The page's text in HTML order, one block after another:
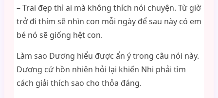
– Trai đẹp thì ai mà không thích nói chuyện. Từ giờ
trở đi thím sẽ nhìn con mỗi ngày để sau này có em
bé nó sẽ giống hệt con.
Làm sao Dương hiểu được ẩn ý trong câu nói này.
Dương cứ hồn nhiên hỏi lại khiến Nhi phải tìm
cách giải thích sao cho thỏa đáng.